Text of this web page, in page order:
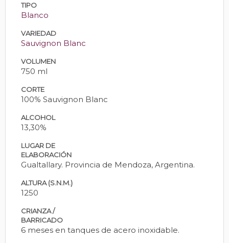
TIPO
Blanco
VARIEDAD
Sauvignon Blanc
VOLUMEN
750 ml
CORTE
100% Sauvignon Blanc
ALCOHOL
13,30%
LUGAR DE
ELABORACIÓN
Gualtallary. Provincia de Mendoza, Argentina.
ALTURA (S.N.M.)
1250
CRIANZA /
BARRICADO
6 meses en tanques de acero inoxidable.